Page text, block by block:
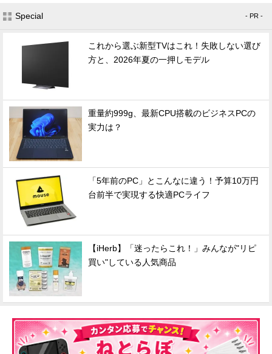
Special - PR -
これから選ぶ新型TVはこれ！失敗しない選び
方と、2026年夏の一押しモデル
重量約999g、最新CPU搭載のビジネスPCの
実力は？
「5年前のPC」とこんなに違う！予算10万円
台前半で実現する快適PCライフ
【iHerb】「迷ったらこれ！」みんなが"リピ
買い"している人気商品